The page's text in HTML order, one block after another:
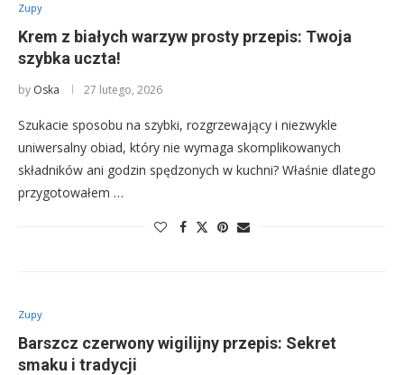
Zupy
Krem z białych warzyw prosty przepis: Twoja
szybka uczta!
by Oska 27 lutego, 2026
Szukacie sposobu na szybki, rozgrzewający i niezwykle
uniwersalny obiad, który nie wymaga skomplikowanych
składników ani godzin spędzonych w kuchni? Właśnie dlatego
przygotowałem …
Zupy
Barszcz czerwony wigilijny przepis: Sekret
smaku i tradycji